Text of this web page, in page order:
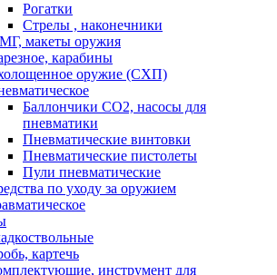
Рогатки
Стрелы , наконечники
макеты оружия
карабины
оружие (СХП)
Баллончики СО2, насосы для
пневматики
Пневматические винтовки
Пневматические пистолеты
Пули пневматические
по уходу за оружием
картечь
инструмент для